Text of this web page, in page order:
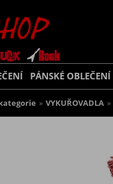
PÁNSKÉ OBLEČENÍ
» VYKUŘOVADLA »